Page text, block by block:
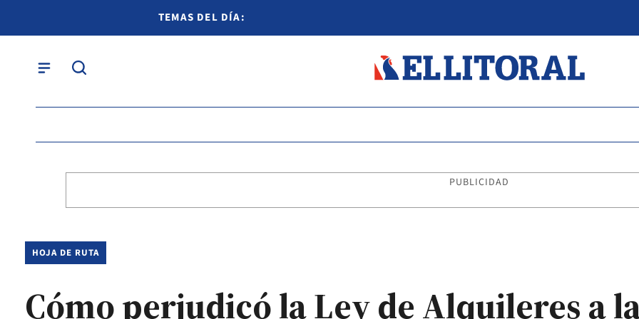
TEMAS DEL DÍA:
PUBLICIDAD
HOJA DE RUTA
Cómo perjudicó la Ley de Alquileres a